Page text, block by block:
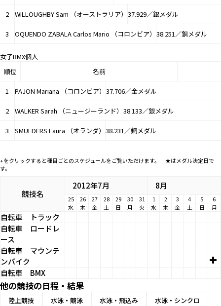
2 WILLOUGHBY Sam （オーストラリア） 37.929／銀メダル
3 OQUENDO ZABALA Carlos Mario （コロンビア） 38.251／銅メダル
女子BMX個人
順位
名前
1 PAJON Mariana （コロンビア） 37.706／金メダル
2 WALKER Sarah （ニュージーランド） 38.133／銀メダル
3 SMULDERS Laura （オランダ） 38.231／銅メダル
+をクリックすると種目ごとのスケジュールをご覧いただけます。 ★はメダル決定日で
す。
競技名
2012年7月 8月
25 26 27 28 29 30 31 1 2 3 4 5
6
水
木 金 土 日 月 火 水 木 金 土 日 月
自転車
トラック
自転車 ロードレ
ース
自転車 マウンテ
ンバイク
自転車 BMX
他の競技の日程・結果
陸上競技 水泳・競泳 水泳・飛込み
水泳・シンクロ